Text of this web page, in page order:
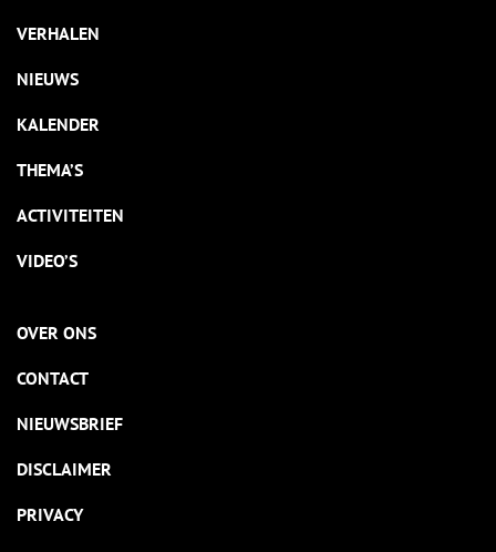
VERHALEN
NIEUWS
KALENDER
THEMA’S
ACTIVITEITEN
VIDEO’S
OVER ONS
CONTACT
NIEUWSBRIEF
DISCLAIMER
PRIVACY